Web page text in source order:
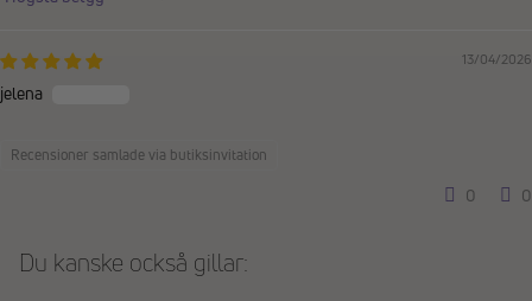
Sort by
13/04/2026
jelena
Recensioner samlade via butiksinvitation
0 0
Du kanske också gillar: